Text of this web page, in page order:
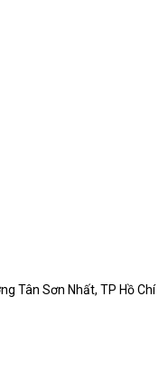
Tân Sơn Nhất, TP Hồ Chí